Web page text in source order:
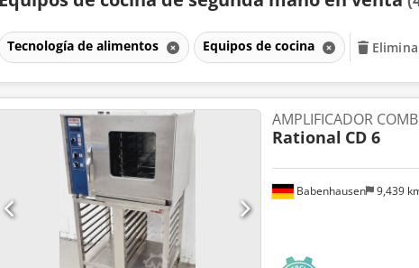
Tecnología de alimentos Equipos de cocina
Babenhausen 9,439
AMPLIFICADOR
Rational CD 6